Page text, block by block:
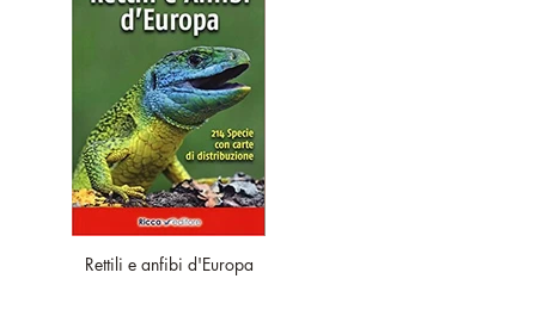
Rettili e anfibi d'Europa